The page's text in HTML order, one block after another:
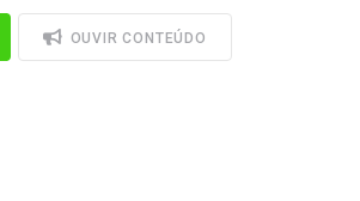
OUVIR CONTEÚDO